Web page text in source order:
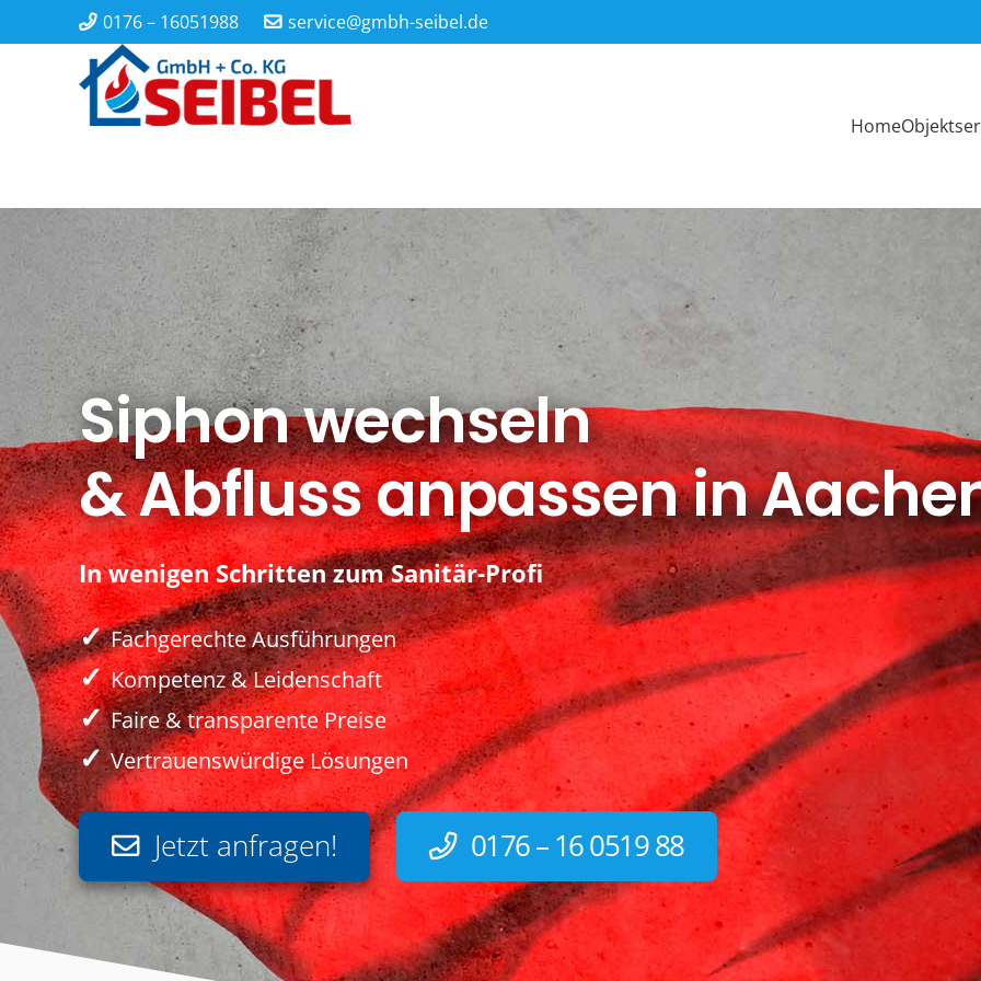
0176 – 16051988 service@gmbh-seibel.de
Home
Siphon wechseln
& Abfluss anpassen in
In wenigen Schritten zum Sanitär-Profi
✓Fachgerechte Ausführungen
✓Kompetenz & Leidenschaft
✓Faire & transparente Preise
✓Vertrauenswürdige Lösungen
Jetzt anfragen! 0176 – 16 0519 88